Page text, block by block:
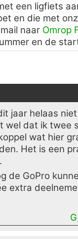
een ligfiets
en die met
naar Omrop
en de
jaar helaas
wel dat ik twee
wat hier
Het is een
de GoPro
extra
G